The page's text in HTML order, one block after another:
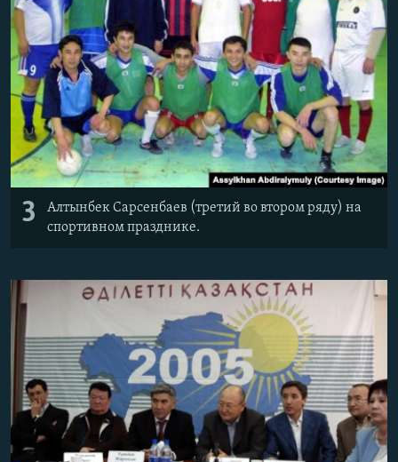
3
Алтынбек Сарсенбаев (третий во втором ряду) на
спортивном празднике.